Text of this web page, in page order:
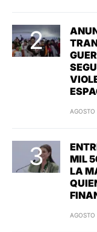
MIL
LA